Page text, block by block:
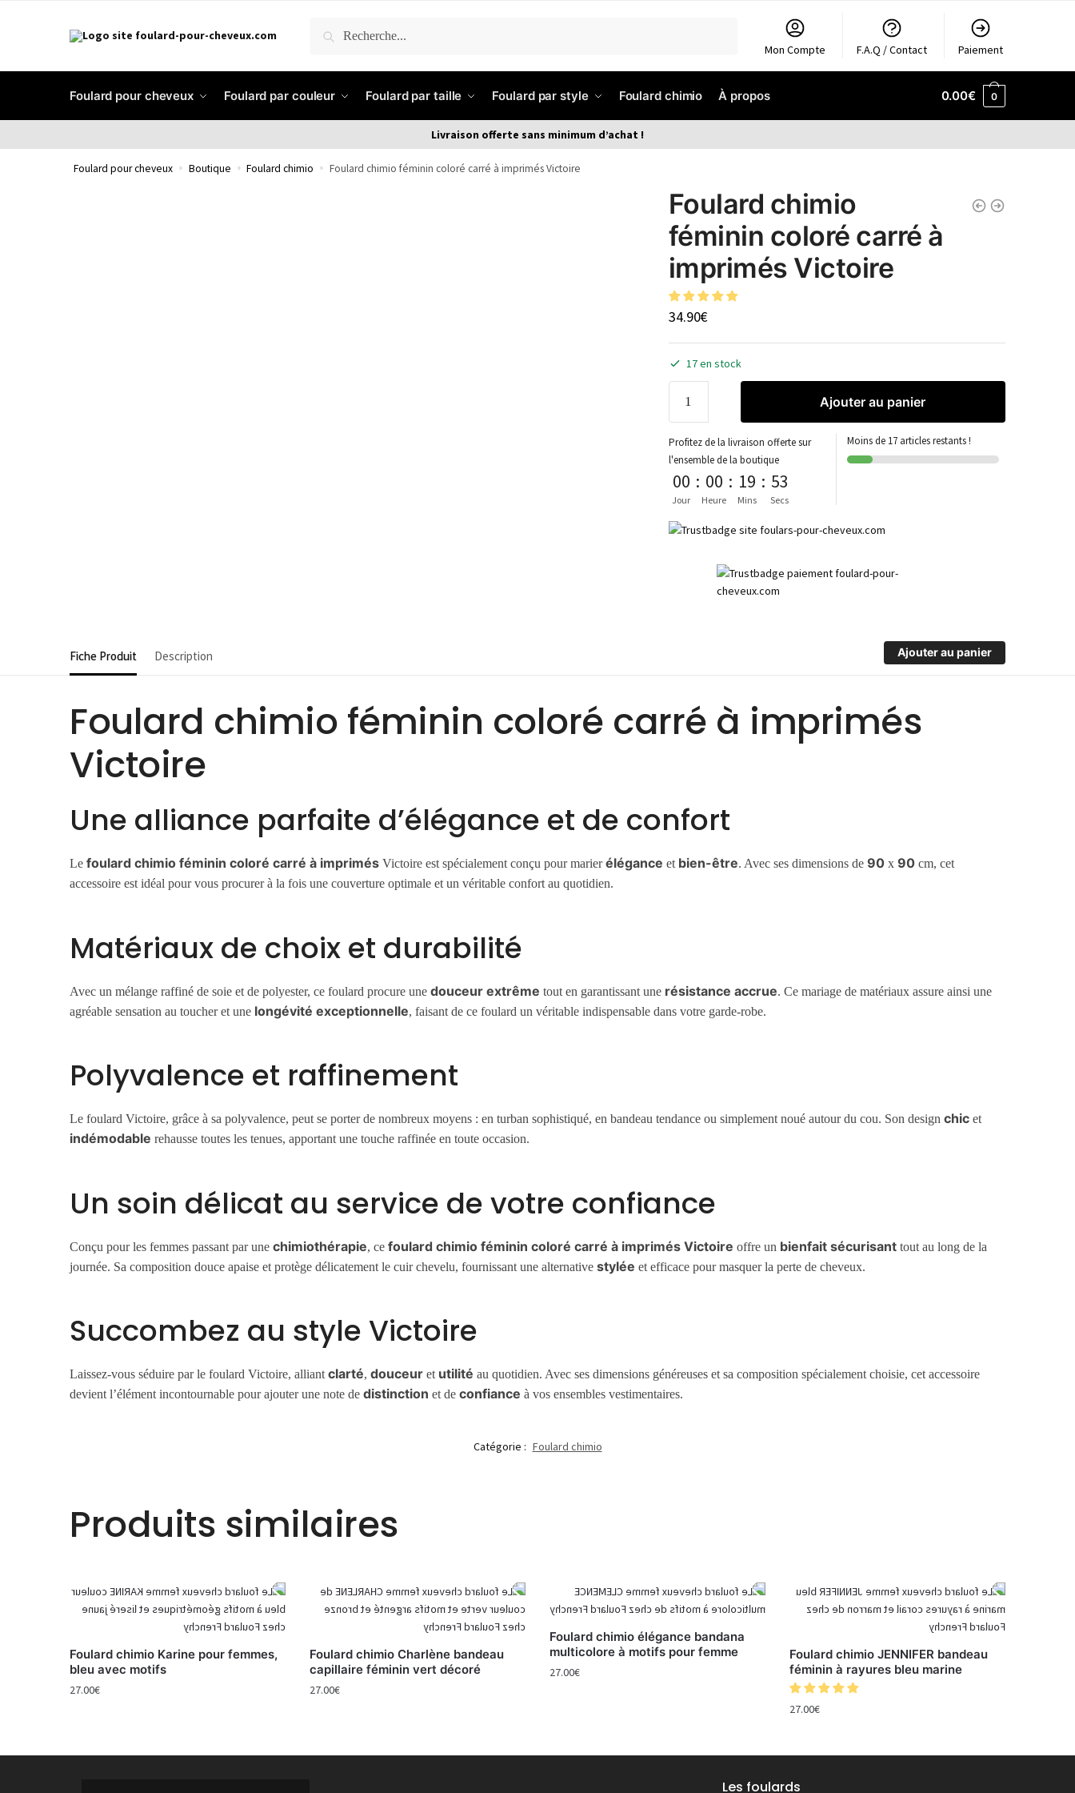
RECHERCHE
Mon Compte F.A.Q / Contact Paiement
Foulard pour cheveux Foulard par couleur Foulard par taille Foulard par style Foulard chimio À propos 0.00€ 0
Livraison offerte sans minimum d’achat !
Foulard pour cheveux » Boutique » Foulard chimio » Foulard chimio féminin coloré carré à imprimés Victoire
Foulard chimio
féminin coloré carré à
imprimés Victoire
34.90€
17 en stock
Ajouter au panier
Profitez de la livraison offerte sur
l'ensemble de la boutique
00
Jour
: 00
Heure
: 19
Mins
: 53
Secs
Moins de 17 articles restants !
Fiche Produit Description Ajouter au panier
Foulard chimio féminin coloré carré à imprimés
Victoire
Une alliance parfaite d’élégance et de confort
Lefoulard chimio féminin coloré carré à imprimés Victoire est spécialement conçu pour marierélégance et bien-être. Avec ses dimensions de90 x90 cm, cet
accessoire est idéal pour vous procurer à la fois une couverture optimale et un véritable confort au quotidien.
Matériaux de choix et durabilité
Avec un mélange raffiné de soie et de polyester, ce foulard procure unedouceur extrême tout en garantissant une résistance accrue. Ce mariage de matériaux assure ainsi une
agréable sensation au toucher et une longévité exceptionnelle, faisant de ce foulard un véritable indispensable dans votre garde-robe.
Polyvalence et raffinement
Le foulard Victoire, grâce à sa polyvalence, peut se porter de nombreux moyens : en turban sophistiqué, en bandeau tendance ou simplement noué autour du cou. Son designchic et
indémodable rehausse toutes les tenues, apportant une touche raffinée en toute occasion.
Un soin délicat au service de votre confiance
Conçu pour les femmes passant par unechimiothérapie, cefoulard chimio féminin coloré carré à imprimés Victoire offre un bienfait sécurisant tout au long de la
journée. Sa composition douce apaise et protège délicatement le cuir chevelu, fournissant une alternativestylée et efficace pour masquer la perte de cheveux.
Succombez au style Victoire
Laissez-vous séduire par le foulard Victoire, alliantclarté,douceur et utilité au quotidien. Avec ses dimensions généreuses et sa composition spécialement choisie, cet accessoire
devient l’élément incontournable pour ajouter une note dedistinction et deconfiance à vos ensembles vestimentaires.
Catégorie : Foulard chimio
Produits similaires
Foulard chimio Karine pour femmes,
bleu avec motifs
27.00€
Foulard chimio Charlène bandeau
capillaire féminin vert décoré
27.00€
Foulard chimio élégance bandana
multicolore à motifs pour femme
27.00€
Foulard chimio JENNIFER bandeau
féminin à rayures bleu marine
27.00€
Les foulards